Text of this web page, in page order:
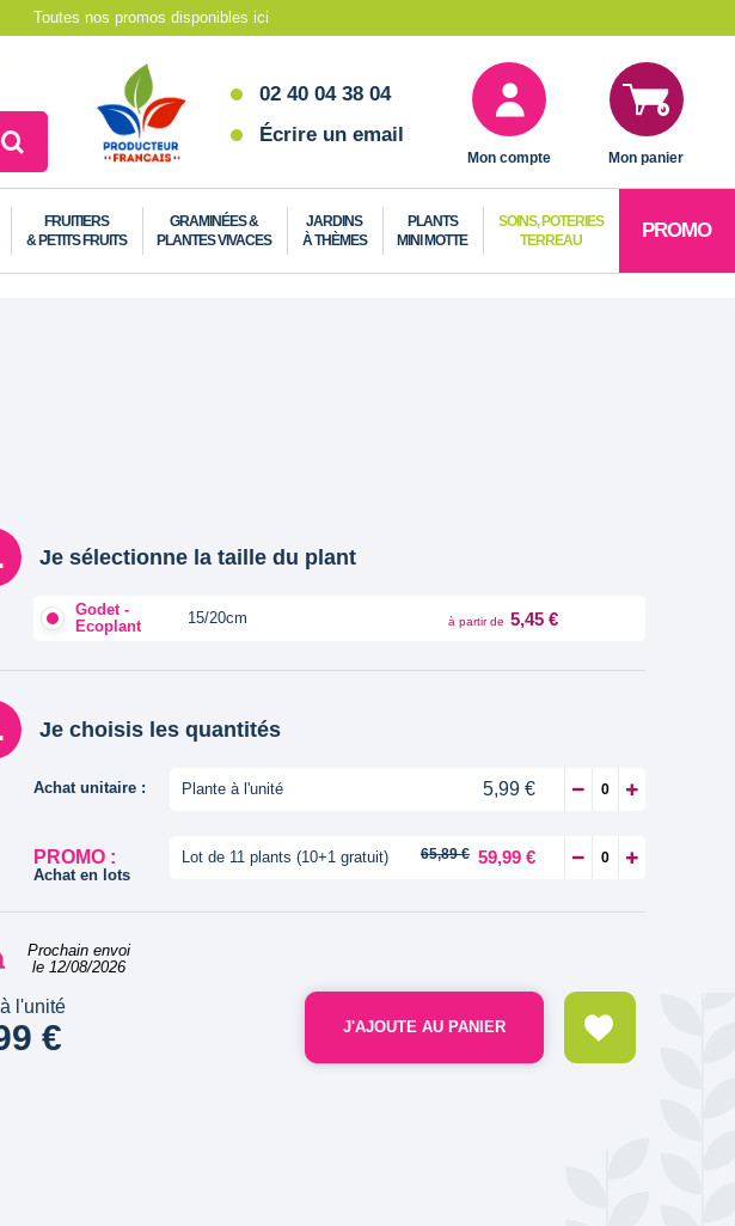
Toutes nos promos disponibles ici
02 40 04 38 04
Écrire un email
Mon compte Mon panier
FRUITIERS
& PETITS FRUITS
GRAMINÉES &
PLANTES VIVACES
JARDINS
À THÈMES
PLANTS
MINI MOTTE
SOINS, POTERIES
TERREAU
PROMO
Je sélectionne la taille du plant
Godet -
Ecoplant
15/20cm à partir de 5,45 €
Je choisis les quantités
Achat unitaire : Plante à l'unité 5,99 €
PROMO :
Achat en lots
Lot de 11 plants (10+1 gratuit) 65,89 € 59,99 €
Prochain envoi
le 12/08/2026
l'unité
€ J'AJOUTE AU PANIER